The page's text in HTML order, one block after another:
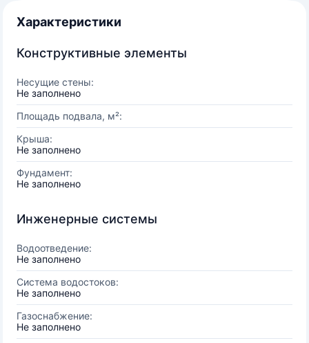
Характеристики
Конструктивные элементы
Несущие стены:
Не заполнено
Площадь подвала, м²:
Крыша:
Не заполнено
Фундамент:
Не заполнено
Инженерные системы
Водоотведение:
Не заполнено
Система водостоков:
Не заполнено
Газоснабжение:
Не заполнено